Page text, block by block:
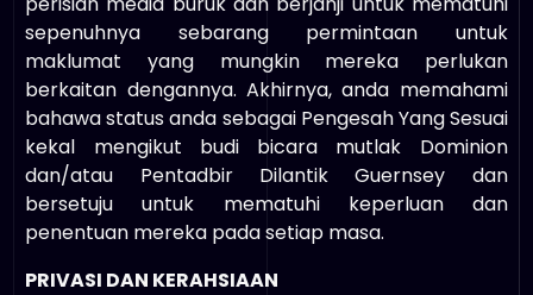
sepenuhnya sebarang permintaan untuk
maklumat yang mungkin mereka perlukan
berkaitan dengannya. Akhirnya, anda memahami
bahawa status anda sebagai Pengesah Yang Sesuai
kekal mengikut budi bicara mutlak Dominion
dan/atau Pentadbir Dilantik Guernsey dan
bersetuju untuk mematuhi keperluan dan
penentuan mereka pada setiap masa.
PRIVASI DAN KERAHSIAAN